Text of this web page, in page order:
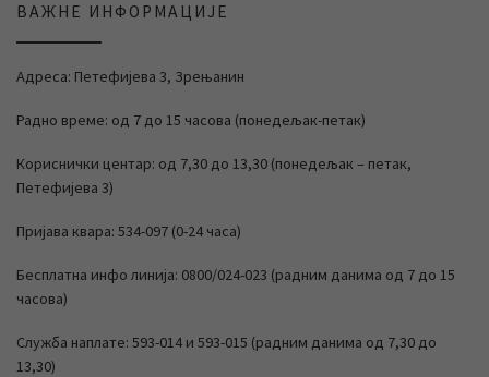
ВАЖНЕ ИНФОРМАЦИЈЕ
Адреса: Петефијева 3, Зрењанин
Радно време: од 7 до 15 часова (понедељак-петак)
Кориснички центар: од 7,30 до 13,30 (понедељак – петак,
Петефијева 3)
Пријава квара: 534-097 (0-24 часа)
Бесплатна инфо линија: 0800/024-023 (радним данима од 7 до 15
часова)
Служба наплате: 593-014 и 593-015 (радним данима од 7,30 до
13,30)